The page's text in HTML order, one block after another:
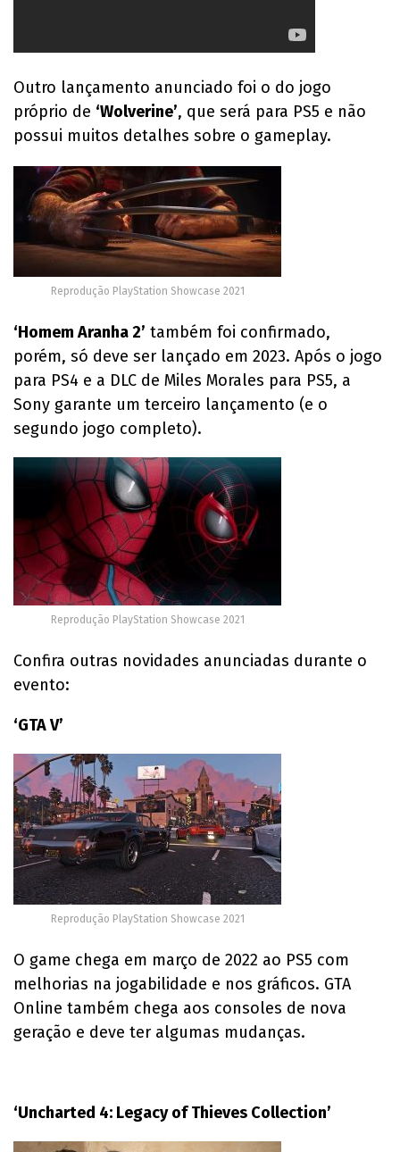
Outro lançamento anunciado foi o do jogo
próprio de ‘Wolverine’, que será para PS5 e não
possui muitos detalhes sobre o gameplay.
Reprodução PlayStation Showcase 2021
‘Homem Aranha 2’ também foi confirmado,
porém, só deve ser lançado em 2023. Após o jogo
para PS4 e a DLC de Miles Morales para PS5, a
Sony garante um terceiro lançamento (e o
segundo jogo completo).
Reprodução PlayStation Showcase 2021
Confira outras novidades anunciadas durante o
evento:
‘GTA V’
Reprodução PlayStation Showcase 2021
O game chega em março de 2022 ao PS5 com
melhorias na jogabilidade e nos gráficos. GTA
Online também chega aos consoles de nova
geração e deve ter algumas mudanças.
‘Uncharted 4: Legacy of Thieves Collection’